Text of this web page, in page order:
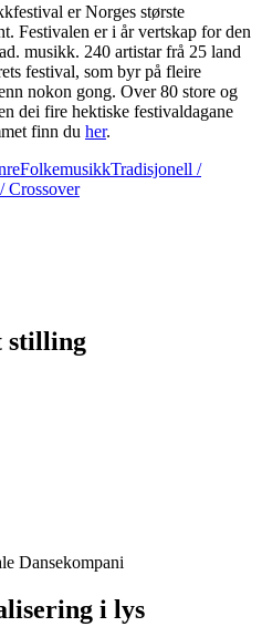
er Norges største
Festivalen er i år vertskap for den
musikk. 240 artistar frå 25 land
festival, som byr på fleire
nokon gong. Over 80 store og
dei fire hektiske festivaldagane
finn du her.
/
Crossover
stilling
Dansekompani
i lys